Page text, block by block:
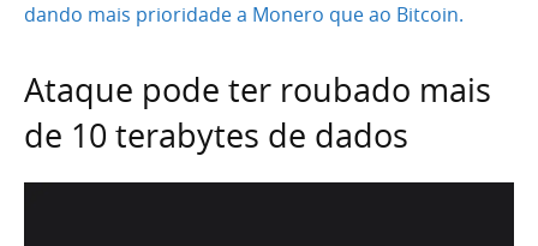
dando mais prioridade a Monero que ao Bitcoin.
Ataque pode ter roubado mais
de 10 terabytes de dados